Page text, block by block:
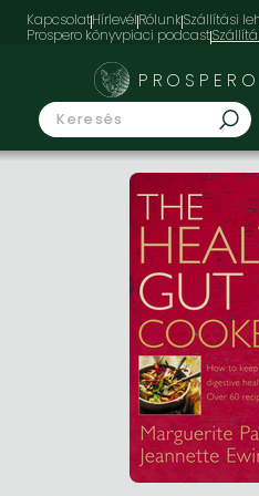
KapcsolatHírlevélRólunkSzállítási
Prospero könyvpiaci podcast
PROSPERO